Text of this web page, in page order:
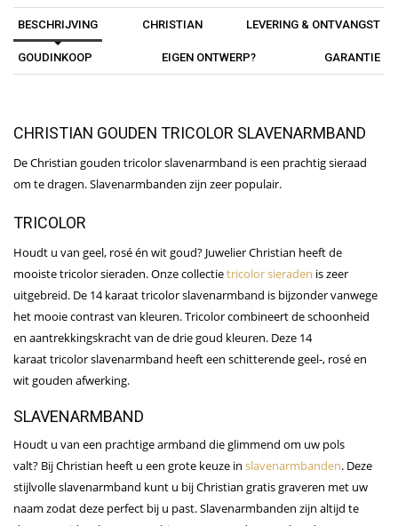
BESCHRIJVING CHRISTIAN LEVERING & ONTVANGST
GOUDINKOOP EIGEN ONTWERP? GARANTIE
CHRISTIAN GOUDEN TRICOLOR SLAVENARMBAND
De Christian gouden tricolor slavenarmband is een prachtig sieraad
om te dragen. Slavenarmbanden zijn zeer populair.
TRICOLOR
Houdt u van geel, rosé én wit goud? Juwelier Christian heeft de
mooiste tricolor sieraden. Onze collectietricolor sieraden is zeer
uitgebreid. De 14 karaat tricolor slavenarmband is bijzonder vanwege
het mooie contrast van kleuren. Tricolor combineert de schoonheid
en aantrekkingskracht van de drie goud kleuren. Deze 14
karaat tricolor slavenarmband heeft een schitterende geel-, rosé en
wit gouden afwerking.
SLAVENARMBAND
Houdt u van een prachtige armband die glimmend om uw pols
valt? Bij Christian heeft u een grote keuze in slavenarmbanden. Deze
stijlvolle slavenarmband kunt u bij Christian gratis graveren met uw
naam zodat deze perfect bij u past. Slavenarmbanden zijn altijd te